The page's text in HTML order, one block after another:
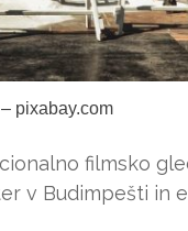
pixabay.com
filmsko
v Budimpešti in